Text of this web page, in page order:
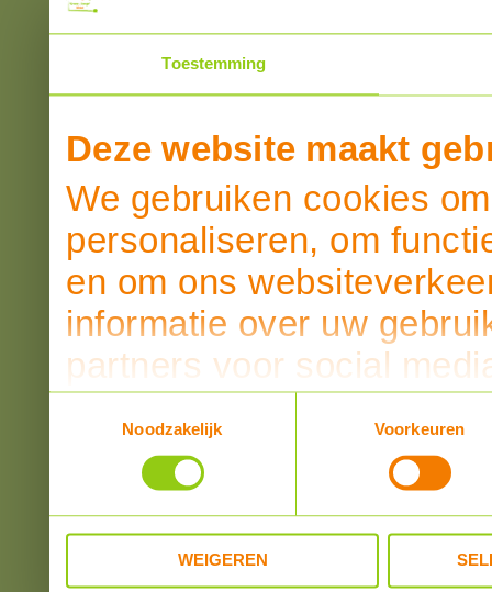
Toestemming
Deze website maakt
We gebruiken cookies
personaliseren, om
en om ons
informatie over uw
partners voor social
informatie die u aan ze
verzameld op basis van
Noodzakelijk
Voorkeuren
WEIGEREN